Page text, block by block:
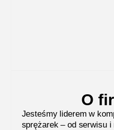
O
Jesteśmy liderem w
sprężarek – od serwisu i